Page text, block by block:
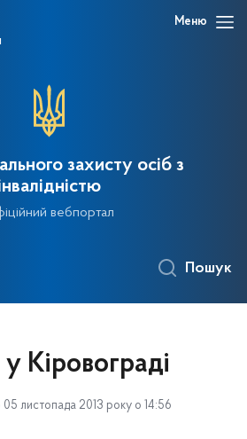
Меню
захисту осіб з
вебпортал
Пошук
Кіровограді
05 листопада 2013 року о 14:56